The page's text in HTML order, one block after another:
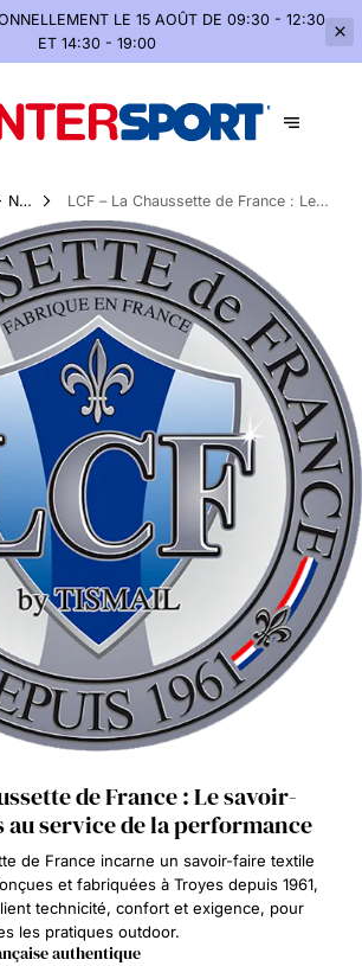
LE 15 AOÛT DE 09:30 - 12:30
ET 14:30 - 19:00
Nos
Marques
LCF – La Chaussette de France : Le
savoir-faire français au service de la
performance
de France : Le savoir-
service de la performance
de France incarne un savoir-faire textile
et fabriquées à Troyes depuis 1961,
technicité, confort et exigence, pour
les pratiques outdoor.
authentique